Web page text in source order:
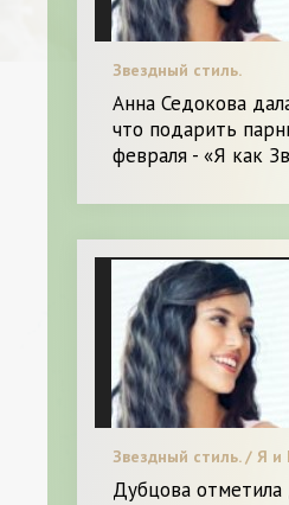
Звездный стиль.
Анна Седокова
что подарить
февраля - «Я как
Звездный стиль. / Я и
Дубцова отметила